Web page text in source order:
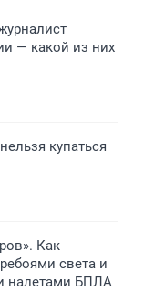
— какой из них
купаться
Как
света и
налетами БПЛА